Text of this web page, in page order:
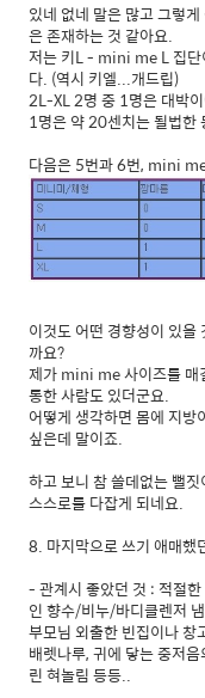
있네 없네 말은 많고 그렇
은 존재하는 것 같아요.
저는 키L - mini me L 집
다. (역시 키엘...개드립)
2L-XL 2명 중 1명은 대박
1명은 약 20센치는 될법한
다음은 5번과 6번, mini
이것도 어떤 경향성이 있을
까요?
제가 mini me 사이즈를 매
통한 사람도 있더군요.
어떻게 생각하면 몸에 지
싶은데 말이죠.
하고 보니 참 쓸데없는 뻘
스스로를 다잡게 되네요.
8. 마지막으로 쓰기 애매했
- 관계시 좋았던 것 : 적절
인 향수/비누/바디클렌저
부모님 외출한 빈집이나 창
배렛나루, 귀에 닿는 중저
린 혀놀림 등등..